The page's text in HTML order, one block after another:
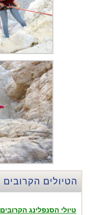
הטיולים הקרובים
טיולי הסנפלינג הקרובים